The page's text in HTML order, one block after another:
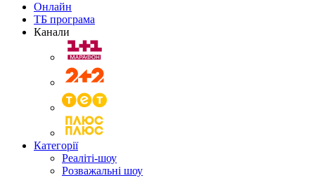
Онлайн
ТБ програма
Канали
Категорії
Реаліті-шоу
Розважальні шоу